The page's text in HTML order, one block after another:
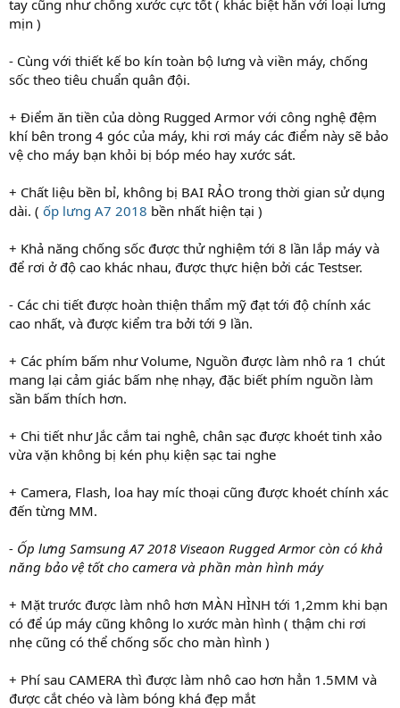
tay cũng như chống xước cực tốt ( khác biệt hẳn với loại lưng
mịn )
- Cùng với thiết kế bo kín toàn bộ lưng và viền máy, chống
sốc theo tiêu chuẩn quân đội.
+ Điểm ăn tiền của dòng Rugged Armor với công nghệ đệm
khí bên trong 4 góc của máy, khi rơi máy các điểm này sẽ bảo
vệ cho máy bạn khỏi bị bóp méo hay xước sát.
+ Chất liệu bền bỉ, không bị BAI RẢO trong thời gian sử dụng
dài. ( ốp lưng A7 2018 bền nhất hiện tại )
+ Khả năng chống sốc được thử nghiệm tới 8 lần lắp máy và
để rơi ở độ cao khác nhau, được thực hiện bởi các Testser.
- Các chi tiết được hoàn thiện thẩm mỹ đạt tới độ chính xác
cao nhất, và được kiểm tra bởi tới 9 lần.
+ Các phím bấm như Volume, Nguồn được làm nhô ra 1 chút
mang lại cảm giác bấm nhẹ nhạy, đặc biết phím nguồn làm
sần bấm thích hơn.
+ Chi tiết như Jắc cắm tai nghê, chân sạc được khoét tinh xảo
vừa vặn không bị kén phụ kiện sạc tai nghe
+ Camera, Flash, loa hay míc thoại cũng được khoét chính xác
đến từng MM.
- Ốp lưng Samsung A7 2018 Viseaon Rugged Armor còn có khả
năng bảo vệ tốt cho camera và phần màn hình máy
+ Mặt trước được làm nhô hơn MÀN HÌNH tới 1,2mm khi bạn
có để úp máy cũng không lo xước màn hình ( thậm chi rơi
nhẹ cũng có thể chống sốc cho màn hình )
+ Phí sau CAMERA thì được làm nhô cao hơn hẳn 1.5MM và
được cắt chéo và làm bóng khá đẹp mắt